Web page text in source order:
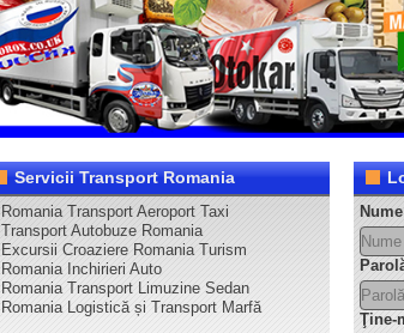
Servicii Transport Romania
Romania Transport Aeroport Taxi
Transport Autobuze Romania
Excursii Croaziere Romania Turism
Romania Inchirieri Auto
Romania Transport Limuzine Sedan
Romania Logistică și Transport Marfă
Ţine-